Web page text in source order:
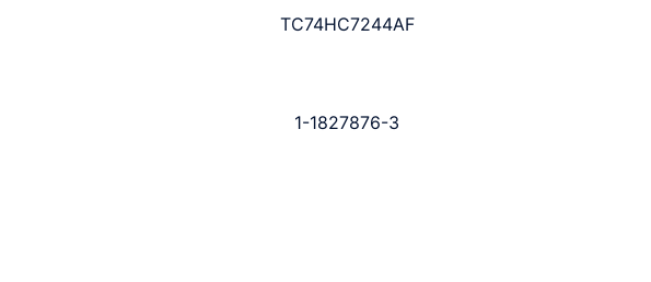
TC74HC7244AF
1-1827876-3